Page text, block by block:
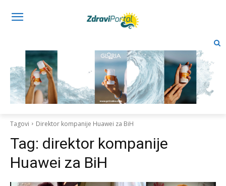
Tagovi Direktor kompanije Huawei za BiH
Tag: direktor kompanije
Huawei za BiH